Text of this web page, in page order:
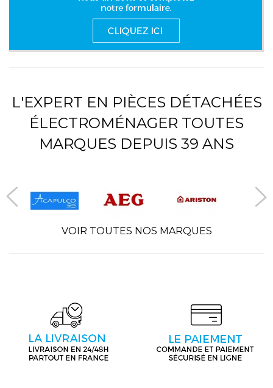
L'EXPERT EN PIÈCES DÉTACHÉES
ÉLECTROMÉNAGER TOUTES
MARQUES DEPUIS 39 ANS
VOIR TOUTES NOS MARQUES